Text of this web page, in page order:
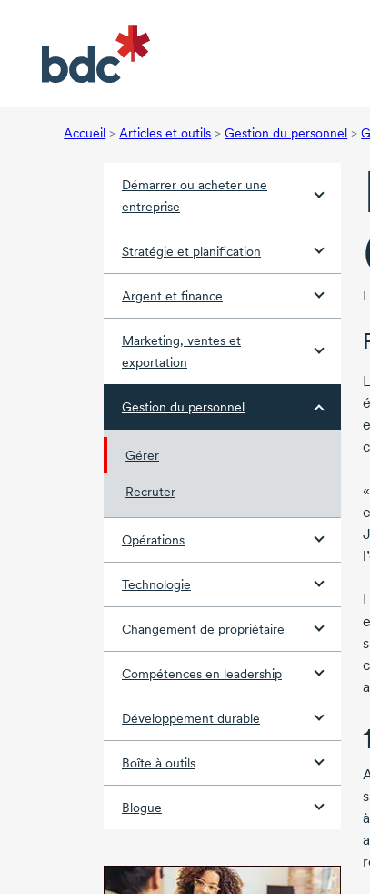
Accueil > Articles et outils > Gestion du personnel >
Démarrer ou acheter une
entreprise
Stratégie et planification
Argent et finance
Marketing, ventes et
exportation
Gestion du personnel
Gérer
Recruter
Opérations
Technologie
Changement de propriétaire
Compétences en leadership
Développement durable
Boîte à outils
Blogue